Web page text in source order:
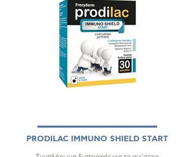
PRODILAC IMMUNO SHIELD START